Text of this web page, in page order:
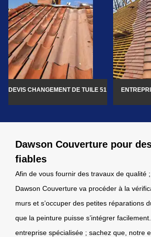
DEVIS CHANGEMENT DE TUILE 51
Dawson Couverture pour
fiables
Afin de vous fournir des travaux de qualité
Dawson Couverture va procéder à la
murs et s’occuper des petites réparations
que la peinture puisse s’intégrer
entreprise spécialisée ; sachez que, notre